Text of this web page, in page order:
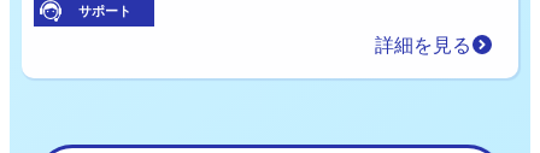
サポート
詳細を見る